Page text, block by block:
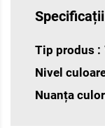
• Acoperire
permanentă și
amestecate între
• Vopsele
alcaline,
Specificații
Tip produs :
Nivel
Nuanța